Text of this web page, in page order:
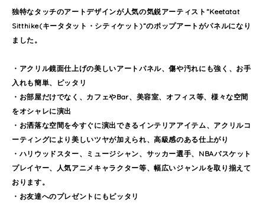
独特なタッチのアートデザインが人気の気鋭アーティスト”Keetatat
Sitthike(キータタット・シティケット)”のポップアートがパネルになり
ました。
・アクリル鏡面仕上げの美しいアートパネル、傷や汚れにも強く、お手
入れも簡単、ピッタリ
・お部屋だけでなく、カフェやBar、美容室、オフィス等、様々な空間
をオシャレに演出
・お洒落な空間を今すぐに演出できるインテリアアイテム、アクリルコ
ーティングにより美しいツヤが加えられ、高級感のある仕上がり
・ハリウッドスター、ミュージシャン、サッカー選手、NBAバスケット
プレイヤー、人気アニメキャラクター等、幅広いジャンルを取り揃えて
おります。
・お友達へのプレゼントにもピッタリ